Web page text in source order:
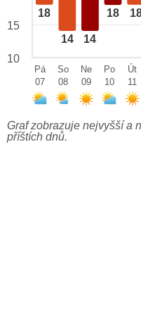
18
14 14
18
15
10
Pá
07
So
08
Ne
09
Po
10
Út
11
Graf zobrazuje nejvyšší a
příštích dnů.